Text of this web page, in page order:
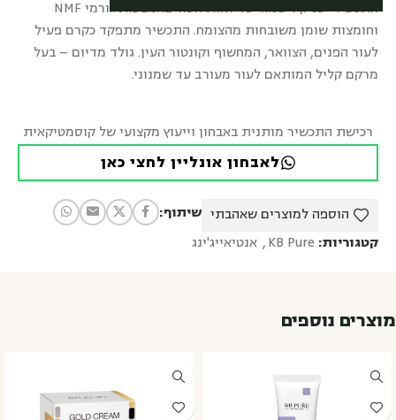
התכשיר יעניק וישמור על לחות העור באמצעות גורמי NMF
וחומצות שומן משובחות מהצומח. התכשיר מתפקד כקרם פעיל
לעור הפנים, הצוואר, המחשוף וקונטור העין. גולד מדיום – בעל
מרקם קליל המותאם לעור מעורב עד שמנוני.
רכישת התכשיר מותנית באבחון וייעוץ מקצועי של קוסמטיקאית
לאבחון אונליין לחצי כאן
הוספה למוצרים שאהבתי שיתוף:
קטגוריות: KB Pure
, אנטיאייג'ינג
מוצרים נוספים